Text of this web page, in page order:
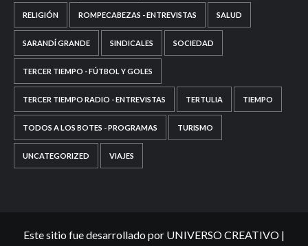
RELIGIÓN ROMPECABEZAS - ENTREVISTAS SALUD
SARANDÍ GRANDE SINDICALES SOCIEDAD
TERCER TIEMPO - FÚTBOL Y GOLES
TERCER TIEMPO RADIO - ENTREVISTAS TERTULIA TIEMPO
TODOS A LOS BOTES - PROGRAMAS TURISMO
UNCATEGORIZED VIAJES
Este sitio fue desarrollado por UNIVERSO CREATIVO |